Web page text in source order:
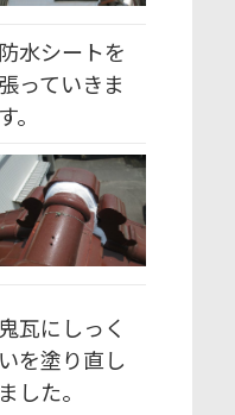
防水シートを
張っていきま
す。
鬼瓦にしっく
いを塗り直し
ました。